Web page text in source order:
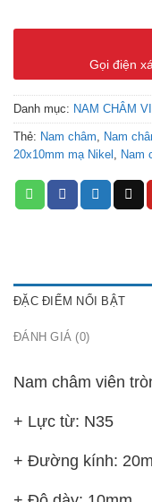
+ Lớp mạ: Nikel
+ Nhiệt độ tối đa: 80 độ
Gọi điện
Danh mục: NAM CHÂM
Thẻ: Nam châm, Nam
20x10mm mạ Nikel , Nam
ĐẶC ĐIỂM NỔI BẬT
ĐÁNH GIÁ (0)
Nam châm viên
+ Lực từ: N35
+ Đường kính: